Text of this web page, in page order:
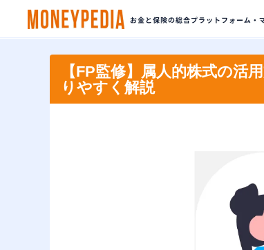
【FP監修】属人的株式の活
りやすく解説